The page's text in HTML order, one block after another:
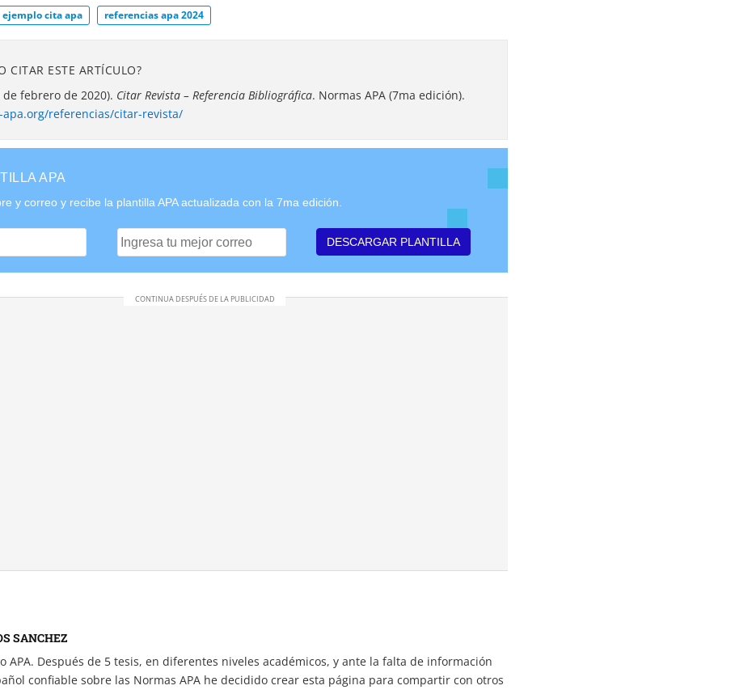
ejemplo cita apa referencias apa 2024
CITAR ESTE ARTÍCULO?
de febrero de 2020). Citar Revista – Referencia Bibliográfica. Normas APA (7ma edición).
referencias/citar-revista/
APA
y correo y recibe la plantilla APA actualizada con la 7ma edición.
SANCHEZ
APA. Después de 5 tesis, en diferentes niveles académicos, y ante la falta de información
confiable sobre las Normas APA he decidido crear esta página para compartir con otros